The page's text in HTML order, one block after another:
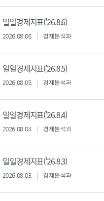
일일경제지표('26.8.6)
2026.08.06. 경제분석과
일일경제지표('26.8.5)
2026.08.05. 경제분석과
일일경제지표('26.8.4)
2026.08.04. 경제분석과
일일경제지표('26.8.3)
2026.08.03. 경제분석과